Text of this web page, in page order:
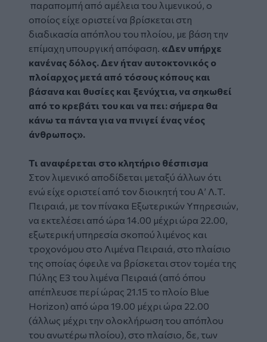
παραπομπή από αμέλεια του λιμενικού, ο
οποίος είχε οριστεί να βρίσκεται στη
διαδικασία απόπλου του πλοίου, με βάση την
επίμαχη υπουργική απόφαση. «Δεν υπήρχε
κανένας δόλος. Δεν ήταν αυτοκτονικός ο
πλοίαρχος μετά από τόσους κόπους και
βάσανα και θυσίες και ξενύχτια, να σηκωθεί
από το κρεβάτι του και να πει: σήμερα θα
κάνω τα πάντα για να πνιγεί ένας νέος
άνθρωπος».
Τι αναφέρεται στο κλητήριο θέσπισμα
Στον λιμενικό αποδίδεται μεταξύ άλλων ότι
ενώ είχε οριστεί από τον διοικητή του Α’ Λ.Τ.
Πειραιά, με τον πίνακα Εξωτερικών Υπηρεσιών,
να εκτελέσει από ώρα 14.00 μέχρι ώρα 22.00,
εξωτερική υπηρεσία σκοπού λιμένος και
τροχονόμου στο Λιμένα Πειραιά, στο πλαίσιο
της οποίας όφειλε να βρίσκεται στον τομέα της
Πύλης Ε3 του λιμένα Πειραιά (από όπου
απέπλευσε περί ώρας 21.15 το πλοίο Blue
Horizon) από ώρα 19.00 μέχρι ώρα 22.00
(άλλως μέχρι την ολοκλήρωση του απόπλου
του ανωτέρω πλοίου), στο πλαίσιο, δε, των